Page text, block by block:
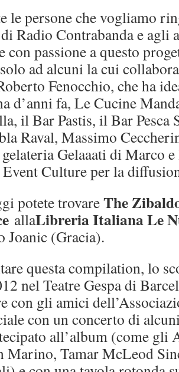
le persone che vogliamo
Radio Contrabanda e agli
con passione a questo
ad alcuni la cui
Fenocchio, che ha
d’anni fa, Le Cucine
il Bar Pastis, il Bar Pesca
Raval, Massimo
gelateria Gelaaati di Marco
Culture per la
potete trovareThe
allaLibreria Italiana Le
Joanic (Gracia).
questa compilation, lo
nel Teatre Gespa di
con gli amici
con un concerto di
all’album (come gli
Marino, Tamar McLeod